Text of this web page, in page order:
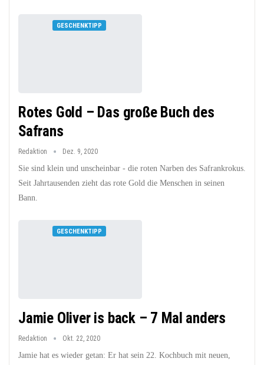
GESCHENKTIPP
Rotes Gold – Das große Buch des
Safrans
Redaktion Dez. 9, 2020
Sie sind klein und unscheinbar - die roten Narben des Safrankrokus.
Seit Jahrtausenden zieht das rote Gold die Menschen in seinen
Bann.
GESCHENKTIPP
Jamie Oliver is back – 7 Mal anders
Redaktion Okt. 22, 2020
Jamie hat es wieder getan: Er hat sein 22. Kochbuch mit neuen,